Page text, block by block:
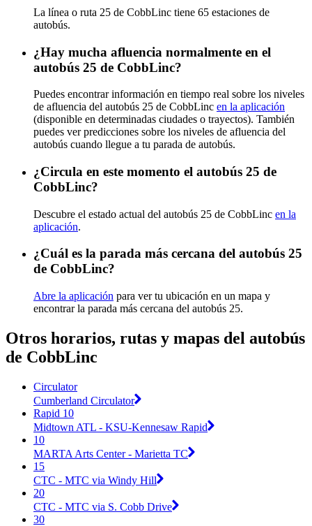
La línea o ruta 25 de CobbLinc tiene 65 estaciones de
autobús.
¿Hay mucha afluencia normalmente en el
autobús 25 de CobbLinc?
Puedes encontrar información en tiempo real sobre los niveles
de afluencia del autobús 25 de CobbLinc en la aplicación
(disponible en determinadas ciudades o trayectos). También
puedes ver predicciones sobre los niveles de afluencia del
autobús cuando llegue a tu parada de autobús.
¿Circula en este momento el autobús 25 de
CobbLinc?
Descubre el estado actual del autobús 25 de CobbLinc en la
aplicación.
¿Cuál es la parada más cercana del autobús 25
de CobbLinc?
Abre la aplicación para ver tu ubicación en un mapa y
encontrar la parada más cercana del autobús 25.
Otros horarios, rutas y mapas del autobús
de CobbLinc
Circulator
Cumberland Circulator
Rapid 10
Midtown ATL - KSU-Kennesaw Rapid
10
MARTA Arts Center - Marietta TC
15
CTC - MTC via Windy Hill
20
CTC - MTC via S. Cobb Drive
30